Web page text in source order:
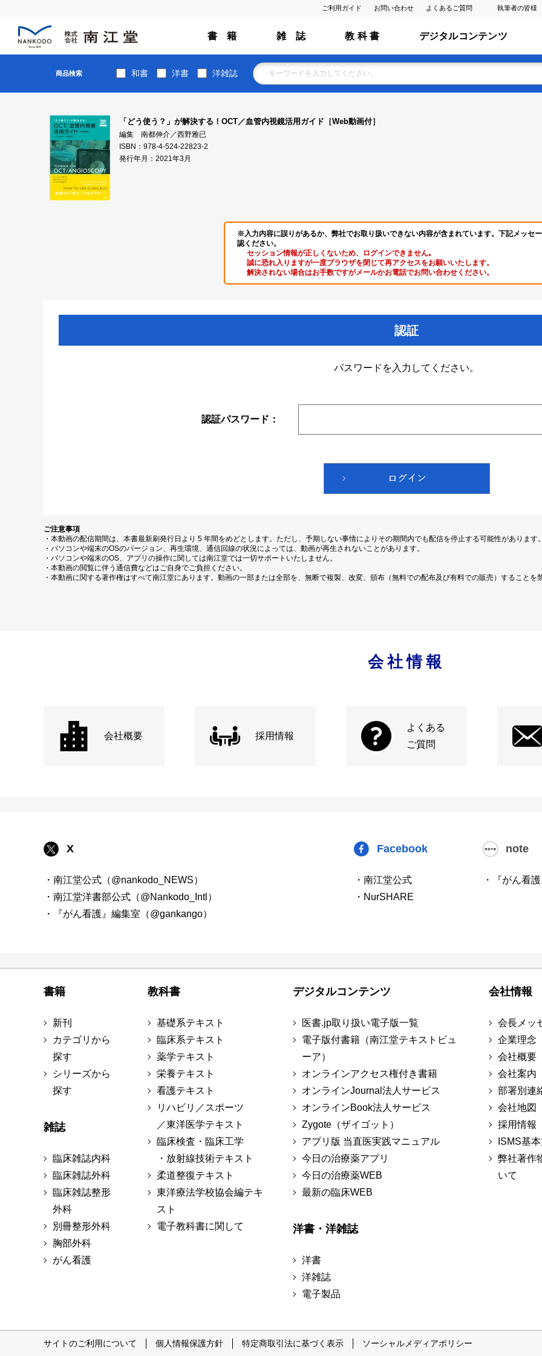
ご利用ガイド お問い合わせ よくあるご質問 執筆者の皆様
書 籍 雑 誌 教 科 書 デジタルコンテンツ
商品検索 和書 洋書 洋雑誌
「どう使う？」が解決する！OCT／血管内視鏡活用ガイド［Web動画付］
編集 南都伸介／西野雅已
ISBN：978-4-524-22823-2
発行年月：2021年3月
※入力内容に誤りがあるか、弊社でお取り扱いできない内容が含まれています。下記メッセ
認ください。
セッション情報が正しくないため、ログインできません｡
誠に恐れ入りますが一度ブラウザを閉じて再アクセスをお願いいたします。
解決されない場合はお手数ですがメールかお電話でお問い合わせください。
認証
パスワードを入力してください。
認証パスワード：
ご注意事項
・本動画の配信期間は、本書最新刷発行日より 5 年間をめどとします。ただし、予期しない事情によりその期間内でも配信を停止する可能性があります
・パソコンや端末のOSのバージョン、再生環境、通信回線の状況によっては、動画が再生されないことがあります。
・パソコンや端末のOS、アプリの操作に関しては南江堂では一切サポートいたしません。
・本動画の閲覧に伴う通信費などはご自身でご負担ください。
・本動画に関する著作権はすべて南江堂にあります。動画の一部または全部を、無断で複製、改変、頒布（無料での配布及び有料での販売）することを
会社情報
会社概要 採用情報
よくある
ご質問
X
・南江堂公式（@nankodo_NEWS）
・南江堂洋書部公式（@Nankodo_Intl）
・『がん看護』編集室（@gankango）
Facebook
・南江堂公式
・NurSHARE
note
・『がん看
書籍
新刊
カテゴリから
探す
シリーズから
探す
雑誌
臨床雑誌内科
臨床雑誌外科
臨床雑誌整形
外科
別冊整形外科
胸部外科
がん看護
教科書
基礎系テキスト
臨床系テキスト
薬学テキスト
栄養テキスト
看護テキスト
リハビリ／スポーツ
／東洋医学テキスト
臨床検査・臨床工学
・放射線技術テキスト
柔道整復テキスト
東洋療法学校協会編テキ
スト
電子教科書に関して
デジタルコンテンツ
医書.jp取り扱い電子版一覧
電子版付書籍（南江堂テキストビュ
ーア）
オンラインアクセス権付き書籍
オンラインJournal法人サービス
オンラインBook法人サービス
Zygote（ザイゴット）
アプリ版 当直医実践マニュアル
今日の治療薬アプリ
今日の治療薬WEB
最新の臨床WEB
洋書・洋雑誌
洋書
洋雑誌
電子製品
会社情報
会長メッ
企業理念
会社概要
会社案内
部署別連
会社地図
採用情報
ISMS基
弊社著作
いて
サイトのご利用について 個人情報保護方針 特定商取引法に基づく表示 ソーシャルメディアポリシー